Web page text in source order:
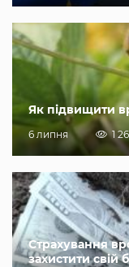
Як підвищити
6 липня 1
Страхування
захистити свій